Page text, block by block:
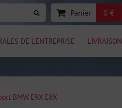
Panier 0 €
DE L'ENTREPRISE LIVRAISON
BMW E9X E8X